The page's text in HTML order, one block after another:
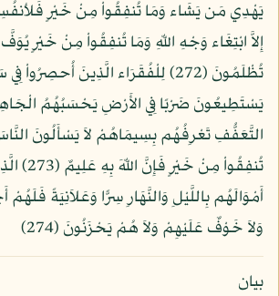
يَهْدِي مَن يَشَاء وَمَا تُنفِقُواْ مِنْ خَيْرٍ
إِلاَّ ابْتِغَاء وَجْهِ اللّهِ وَمَا تُنفِقُواْ مِنْ خَيْرٍ يُوَفَّ
تُظْلَمُونَ (272) لِلْفُقَرَاء الَّذِينَ أُحصِرُواْ
يَسْتَطِيعُونَ ضَرْبًا فِي الأَرْضِ يَحْسَبُهُمُ
التَّعَفُّفِ تَعْرِفُهُم بِسِيمَاهُمْ لاَ يَسْأَلُونَ
تُنفِقُواْ مِنْ
أَمْوَالَهُم بِاللَّيْلِ وَالنَّهَارِ سِرًّا وَعَلاَنِيَةً
وَلاَ خَوْفٌ عَلَيْهِمْ وَلاَ هُمْ يَحْزَنُونَ (274)
بيان